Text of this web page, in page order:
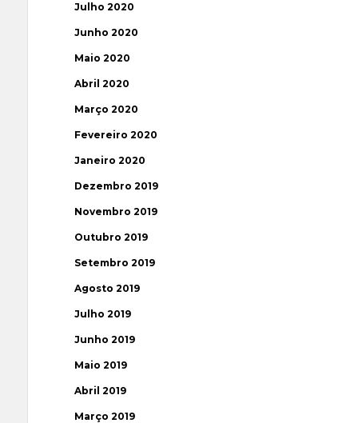
Julho 2020
Junho 2020
Maio 2020
Abril 2020
Março 2020
Fevereiro 2020
Janeiro 2020
Dezembro 2019
Novembro 2019
Outubro 2019
Setembro 2019
Agosto 2019
Julho 2019
Junho 2019
Maio 2019
Abril 2019
Março 2019